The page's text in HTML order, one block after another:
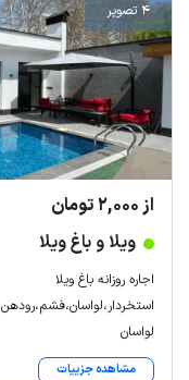
4 تصویر
از 2,000 تومان
ویلا و باغ ویلا
اجاره روزانه باغ ویلا
استخردار،لواسان،فشم،رودهن
لواسان
مشاهده جزییات